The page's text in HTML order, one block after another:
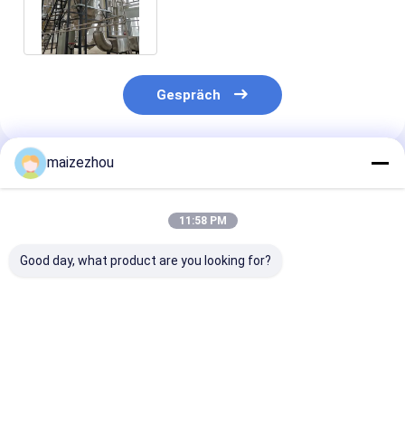
Gespräch
Empfohlene Produkte
maizezhou
11:58 PM
Good day, what product are you looking for?